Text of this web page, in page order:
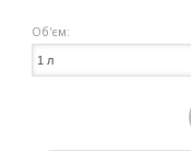
Об'єм: